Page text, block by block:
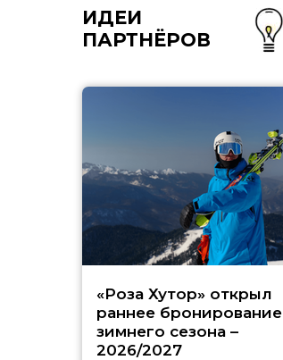
ИДЕИ
ПАРТНЁРОВ
«Роза Хутор» открыл
раннее бронирование
зимнего сезона –
2026/2027